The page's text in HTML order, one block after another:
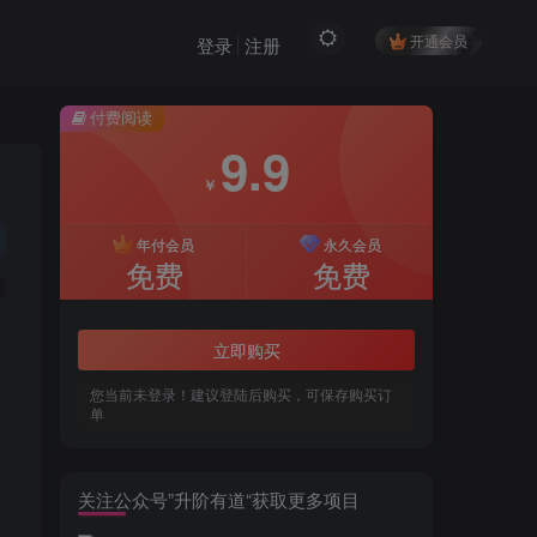
开通会员
登录 注册
付费阅读
￥ 9.9
年付会员
免费
永久会员
免费
立即购买
您当前未登录！建议登陆后购买，可保存购买订
单
关注公众号”升阶有道“获取更多项目